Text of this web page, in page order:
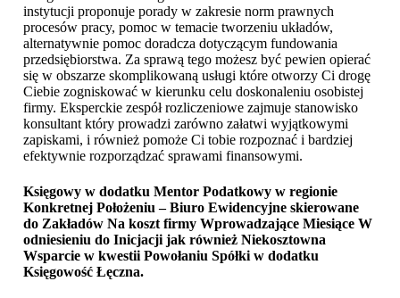
instytucji proponuje porady w zakresie norm prawnych
procesów pracy, pomoc w temacie tworzeniu układów,
alternatywnie pomoc doradcza dotyczącym fundowania
przedsiębiorstwa. Za sprawą tego możesz być pewien opierać
się w obszarze skomplikowaną usługi które otworzy Ci drogę
Ciebie zogniskować w kierunku celu doskonaleniu osobistej
firmy. Eksperckie zespół rozliczeniowe zajmuje stanowisko
konsultant który prowadzi zarówno załatwi wyjątkowymi
zapiskami, i również pomoże Ci tobie rozpoznać i bardziej
efektywnie rozporządzać sprawami finansowymi.
Księgowy w dodatku Mentor Podatkowy w regionie
Konkretnej Położeniu – Biuro Ewidencyjne skierowane
do Zakładów Na koszt firmy Wprowadzające Miesiące W
odniesieniu do Inicjacji jak również Niekosztowna
Wsparcie w kwestii Powołaniu Spółki w dodatku
Księgowość Łęczna.